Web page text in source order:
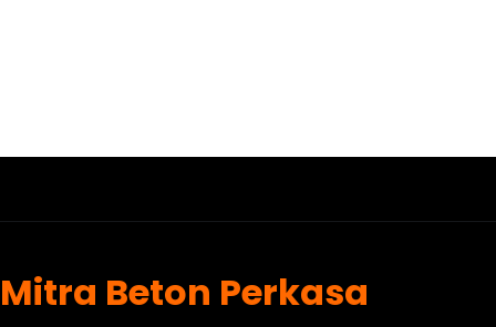
Mitra Beton Perkasa